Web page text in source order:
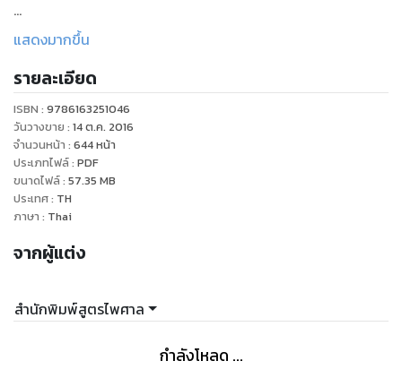
พิจารณ์โดยนายบุญร่วม เทียมจันทร์ อธิบดีอัยการ
แปลโดย ดร.ปรีชา คะเนตนอก
ผู้เชี่ยวชาญด้านภาษา ภาควิชาภาษาต่างประเทศ
มหาวิทยาลัยมหาจุฬาลงกรณราชวิทยาลัย
ภาค ๑ บททั่วไป
ภาค ๒ วิธีพิจารณาในศาลชั้นต้น
ภาค ๓ อุทธรณ์และฎีกา
หรือคำสั่ง
อุเทศ
แสดงมากขึ้น
รายละเอียด
ISBN : 9786163251046
วันวางขาย : 14 ต.ค. 2016
จำนวนหน้า : 644หน้า
ประเภทไฟล์: PDF
ขนาดไฟล์: 57.35 MB
ประเทศ: TH
ภาษา : Thai
จากผู้แต่ง
สำนักพิมพ์สูตรไพศาล
กำลังโหลด ...